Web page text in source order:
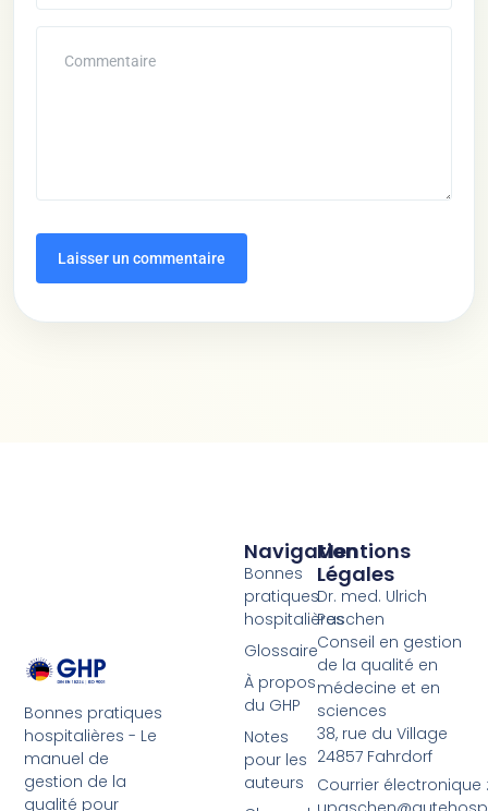
Bonnes pratiques
hospitalières - Le
manuel de
gestion de la
qualité pour
Navigation
Bonnes
pratiques
hospitalières
Glossaire
À propos
du GHP
Notes
pour les
auteurs
Mentions
Légales
Dr. med. Ulrich
Paschen
Conseil en gestion
de la qualité en
médecine et en
sciences
38, rue du Village
24857 Fahrdorf
Courrier électronique